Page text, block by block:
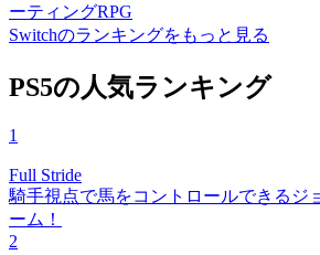
ーティングRPG
Switchのランキングをもっと見る
PS5の人気ランキング
1
Full Stride
騎手視点で馬をコントロールできるジ
ーム！
2